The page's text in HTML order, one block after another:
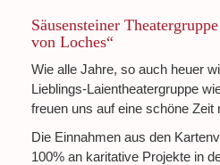
Säusensteiner
von Loches“
Wie alle Jahre, so auch heuer
Lieblings-Laientheatergruppe
freuen uns auf eine schöne Zeit
Die Einnahmen aus den
100% an karitative Projekte in